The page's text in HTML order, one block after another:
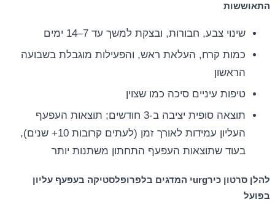
התאוששות
שינוי צבע, חבורות, ובצקת למשך עד 7–14 ימים
כמות קרח, העלאת ראש, והפעילות מוגבלת בשבועה
הראשון
טיפות עיניים סיכה כמו שצוין
תוצאה סופית יציבה ב-3 חודשים; תוצאות העפעף
העליון עמידות לאורך זמן (לעתים קרובות 10+ שנים),
בעוד שתוצאות העפעף התחתון משתנות יותר
להלן סרטון כירurgי המדגים בלפרופלסטיקה בעפעף עליון
בפועל